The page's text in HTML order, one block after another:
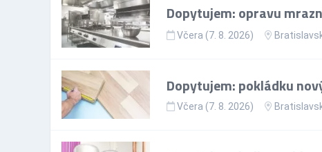
Dopytujem: opravu
Včera (7. 8. 2026)
Dopytujem: pokládku
Včera (7. 8. 2026)